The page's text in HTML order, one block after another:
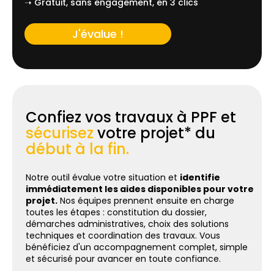
J'évalue !
Confiez vos travaux à PPF et
sécurisez votre projet* du
début à la fin.
Notre outil évalue votre situation et identifie
immédiatement les aides disponibles pour votre
projet. Nos équipes prennent ensuite en charge
toutes les étapes : constitution du dossier,
démarches administratives, choix des solutions
techniques et coordination des travaux. Vous
bénéficiez d'un accompagnement complet, simple
et sécurisé pour avancer en toute confiance.